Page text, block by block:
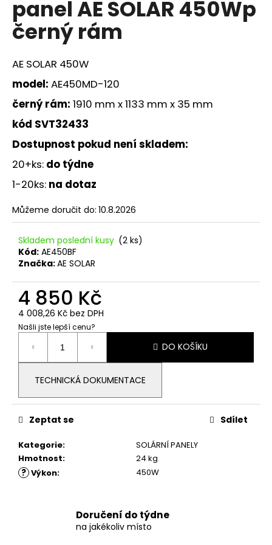
panel AE SOLAR 450Wp
černý rám
AE SOLAR 450W
model: AE450MD-120
černý rám: 1910 mm x 1133 mm x 35 mm
kód SVT32433
Dostupnost pokud není skladem:
20+ks: do týdne
1-20ks: na dotaz
Můžeme doručit do: 10.8.2026
Skladem poslední kusy (2 ks)
Kód: AE450BF
Značka:AE SOLAR
4 850 Kč
4 008,26 Kč bez DPH
Našli jste lepší cenu?
Měrná
cena:
DO KOŠÍKU
TECHNICKÁ DOKUMENTACE
Kategorie:
SOLÁRNÍ PANELY
Hmotnost: 24 kg
? Výkon: 450W
Zeptat se Sdílet
Doručení do týdne
na jakékoliv místo
a
j
t
?
HLEDAT
o
p
o
u
u
e
m
ŠROUB
ŠESTIHRANNOU
HLAVOU
M10X20
Kč